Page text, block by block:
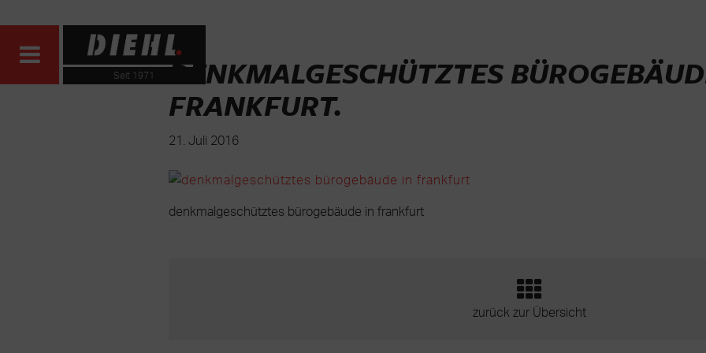
Seit 1971
DENKMALGESCHÜTZTES
FRANKFURT.
21. Juli 2016
denkmalgeschütztes bürogebäude in frankfurt
zurück zur Übersicht